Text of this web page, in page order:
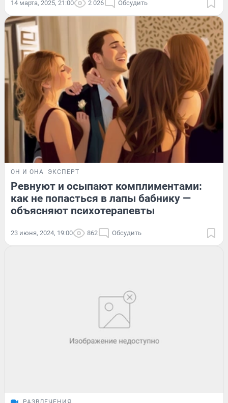
14 марта, 2025, 21:00 2 026 Обсудить
ОН И ОНА ЭКСПЕРТ
Ревнуют и осыпают комплиментами:
как не попасться в лапы бабнику —
объясняют психотерапевты
23 июня, 2024, 19:00 862 Обсудить